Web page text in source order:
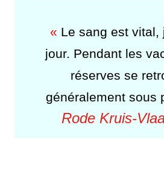
« Le sang est vital,
jour. Pendant les
réserves se
généralement sous
Rode Kruis-